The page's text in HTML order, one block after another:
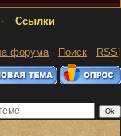
Ссылки
форума· Поиск · RSS]